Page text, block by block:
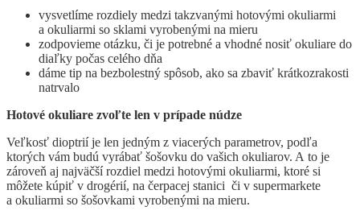
vysvetlíme rozdiely medzi takzvanými hotovými okuliarmi
a okuliarmi so sklami vyrobenými na mieru
zodpovieme otázku, či je potrebné a vhodné nosiť okuliare do
diaľky počas celého dňa
dáme tip na bezbolestný spôsob, ako sa zbaviť krátkozrakosti
natrvalo
Hotové okuliare zvoľte len v prípade núdze
Veľkosť dioptrií je len jedným z viacerých parametrov, podľa
ktorých vám budú vyrábať šošovku do vašich okuliarov. A to je
zároveň aj najväčší rozdiel medzi hotovými okuliarmi, ktoré si
môžete kúpiť v drogérií, na čerpacej stanici či v supermarkete
a okuliarmi so šošovkami vyrobenými na mieru.